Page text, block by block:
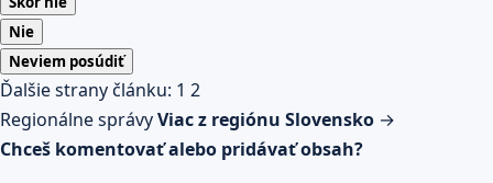
Nie
Neviem posúdiť
Ďalšie strany článku: 1 2
Regionálne správyViac z regiónu Slovensko →
Chceš komentovať alebo pridávať obsah?